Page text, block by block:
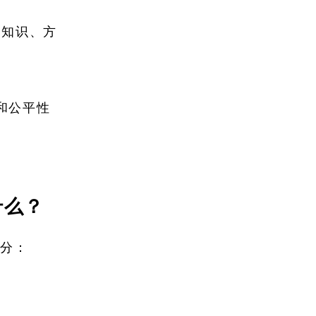
识、方
公平性
？
：